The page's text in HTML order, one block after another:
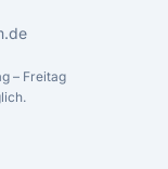
– Freitag